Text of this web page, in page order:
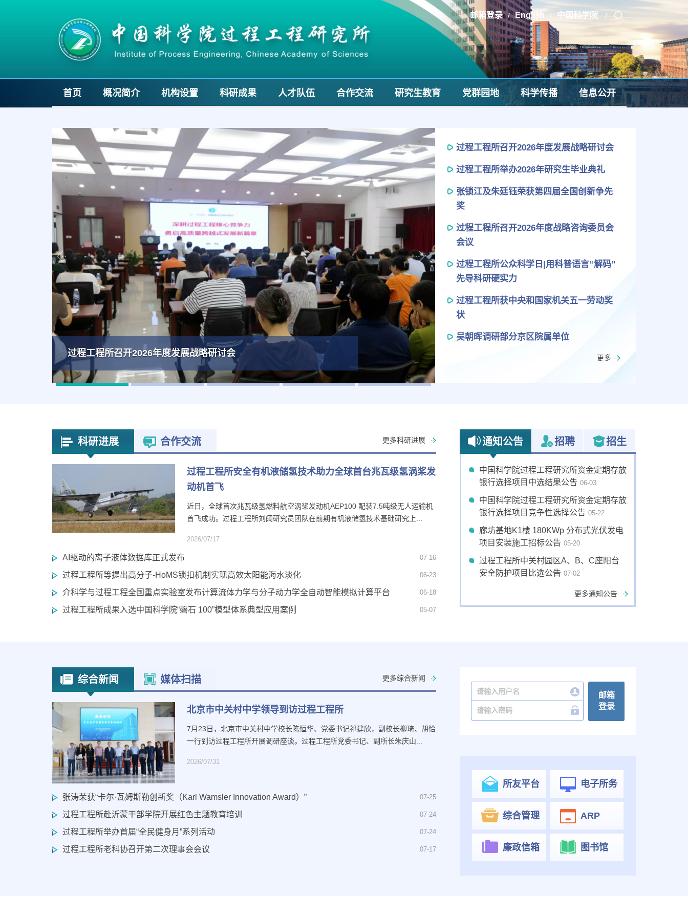
邮箱登录 / English / 中国科学院 /
首页 概况简介 机构设置 科研成果 人才队伍 合作交流 研究生教育 党群园地 科学传播 信息公开
过程工程所召开2026年度发展战略研讨会
Previous Next
过程工程所召开2026年度发展战略研讨会
过程工程所举办2026年研究生毕业典礼
张锁江及朱廷钰荣获第四届全国创新争先
奖
过程工程所召开2026年度战略咨询委员会
会议
过程工程所公众科学日|用科普语言“解码”
先导科研硬实力
过程工程所获中央和国家机关五一劳动奖
状
吴朝晖调研部分京区院属单位
更多
科研进展 合作交流 更多科研进展
过程工程所安全有机液储氢技术助力全球首台兆瓦级氢涡桨发
动机首飞
近日，全球首次兆瓦级氢燃料航空涡桨发动机AEP100 配装7.5吨级无人运输机
首飞成功。过程工程所刘阔研究员团队在前期有机液储氢技术基础研究上...
2026/07/17
AI驱动的离子液体数据库正式发布 07-16
过程工程所等提出高分子-HoMS锁扣机制实现高效太阳能海水淡化 06-23
介科学与过程工程全国重点实验室发布计算流体力学与分子动力学全自动智能模拟计算平台 06-18
过程工程所成果入选中国科学院“磐石 100”模型体系典型应用案例 05-07
通知公告 招聘 招生
更多通知公告
中国科学院过程工程研究所资金定期存放
银行选择项目中选结果公告 06-03
中国科学院过程工程研究所资金定期存放
银行选择项目竞争性选择公告 05-22
廊坊基地K1楼 180KWp 分布式光伏发电
项目安装施工招标公告 05-20
过程工程所中关村园区A、B、C座阳台
安全防护项目比选公告 07-02
综合新闻 媒体扫描 更多综合新闻
北京市中关村中学领导到访过程工程所
7月23日，北京市中关村中学校长陈恒华、党委书记祁建欣，副校长柳琦、胡恰
一行到访过程工程所开展调研座谈。过程工程所党委书记、副所长朱庆山...
2026/07/31
张涛荣获“卡尔·瓦姆斯勒创新奖（Karl Wamsler Innovation Award）” 07-25
过程工程所赴沂蒙干部学院开展红色主题教育培训 07-24
过程工程所举办首届“全民健身月”系列活动 07-24
过程工程所老科协召开第二次理事会会议 07-17
邮箱
登录
所友平台 电子所务
综合管理 ARP
廉政信箱 图书馆